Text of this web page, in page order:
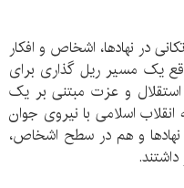
در نهادها، اشخاص و افکار
یک مسیر ریل گذاری برای
و عزت مبتنی بر یک
اسلامی با نیروی جوان
و هم در سطح اشخاص،